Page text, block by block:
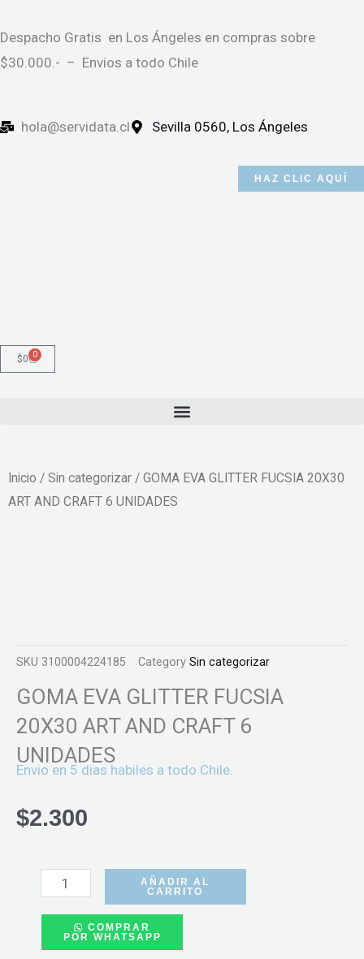
al
contenido
Despacho Gratis en Los Ángeles en compras sobre
$30.000.- – Envios a todo Chile
hola@servidata.cl Sevilla 0560, Los Ángeles
HAZ CLIC AQUÍ
$0 0
Cart
Inicio / Sin categorizar / GOMA EVA GLITTER FUCSIA 20X30
ART AND CRAFT 6 UNIDADES
SKU 3100004224185 Category Sin categorizar
GOMA EVA GLITTER FUCSIA
20X30 ART AND CRAFT 6
UNIDADES
Envio en 5 dias habiles a todo Chile.
$2.300
EVA
FUCSIA
AÑADIR AL
CARRITO
COMPRAR
POR WHATSAPP